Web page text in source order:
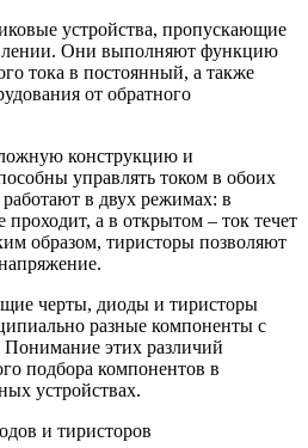
устройства, пропускающие
Они выполняют функцию
тока в постоянный, а также
от обратного
конструкцию и
управлять током в обоих
в двух режимах: в
проходит, а в открытом – ток течет
образом, тиристоры позволяют
черты, диоды и тиристоры
разные компоненты с
этих различий
подбора компонентов в
устройствах.
и тиристоров